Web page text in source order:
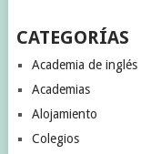
CATEGORÍAS
Academia de inglés
Academias
Alojamiento
Colegios